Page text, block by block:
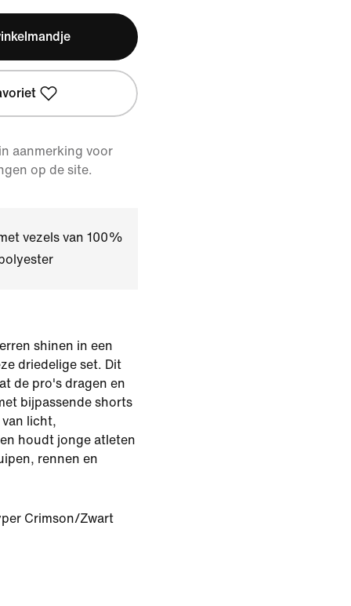
aanmerking voor
op de site.
vezels van 100%
shinen in een
driedelige set. Dit
de pro's dragen en
bijpassende shorts
van licht,
houdt jonge atleten
rennen en
Crimson/Zwart